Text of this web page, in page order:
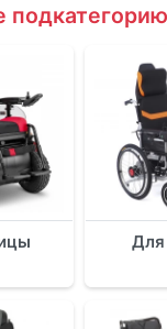
подкатегорию